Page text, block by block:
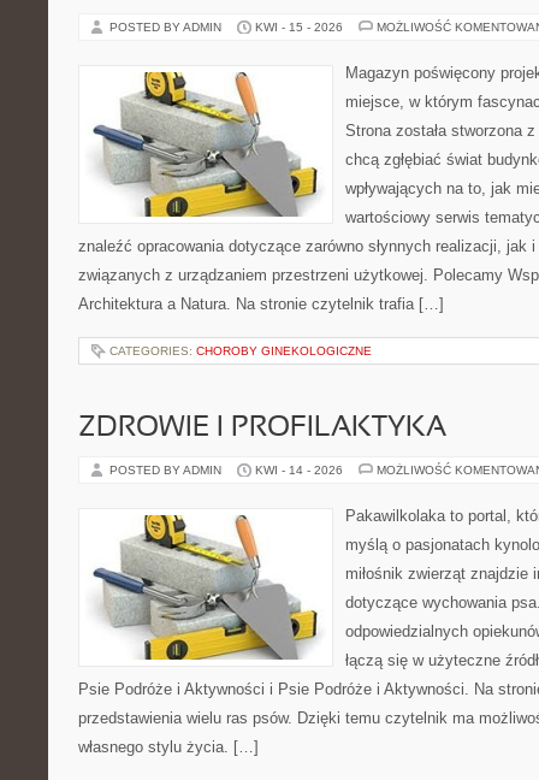
POSTED BY ADMIN KWI - 15 - 2026 MOŻLIWOŚĆ
Magazyn poświęcony
miejsce, w którym
Strona została stworzona
chcą zgłębiać świat
wpływających na to, jak
wartościowy serwis
znaleźć opracowania dotyczące zarówno słynnych realizacji, jak
związanych z urządzaniem przestrzeni użytkowej. Polecamy
Architektura a Natura. Na stronie czytelnik trafia […]
CATEGORIES: CHOROBY GINEKOLOGICZNE
ZDROWIE I PROFILAKTYKA
POSTED BY ADMIN KWI - 14 - 2026 MOŻLIWOŚĆ
Pakawilkolaka to portal,
myślą o pasjonatach
miłośnik zwierząt znajdzie
dotyczące wychowania
odpowiedzialnych
łączą się w użyteczne
Psie Podróże i Aktywności i Psie Podróże i Aktywności. Na
przedstawienia wielu ras psów. Dzięki temu czytelnik ma
własnego stylu życia. […]